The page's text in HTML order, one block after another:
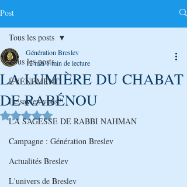
Post
Tous les posts
ÉVÉNEMENT
Le saviez-vous?
LA SAGESSE DE RABBI NAHMAN
Campagne : Génération Breslev
Actualités Breslev
L'univers de Breslev
Tous les posts
LA LUMIÈRE DU CHABAT
DE RABÉNOU
Génération Breslev
12 mai1 min de lecture
Noté NaN étoiles sur 5.